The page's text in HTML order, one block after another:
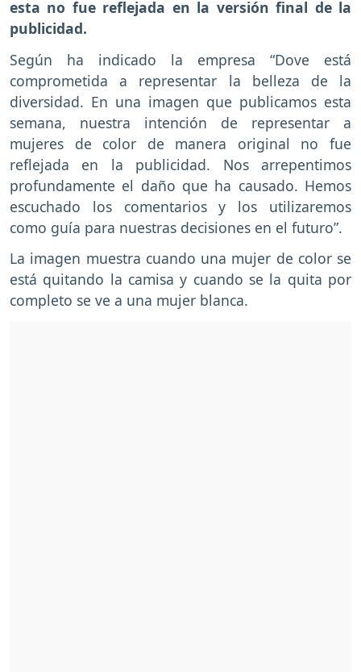
esta no fue reflejada en la versión final de la
publicidad.
Según ha indicado la empresa “Dove está
comprometida a representar la belleza de la
diversidad. En una imagen que publicamos esta
semana, nuestra intención de representar a
mujeres de color de manera original no fue
reflejada en la publicidad. Nos arrepentimos
profundamente el daño que ha causado. Hemos
escuchado los comentarios y los utilizaremos
como guía para nuestras decisiones en el futuro”.
La imagen muestra cuando una mujer de color se
está quitando la camisa y cuando se la quita por
completo se ve a una mujer blanca.